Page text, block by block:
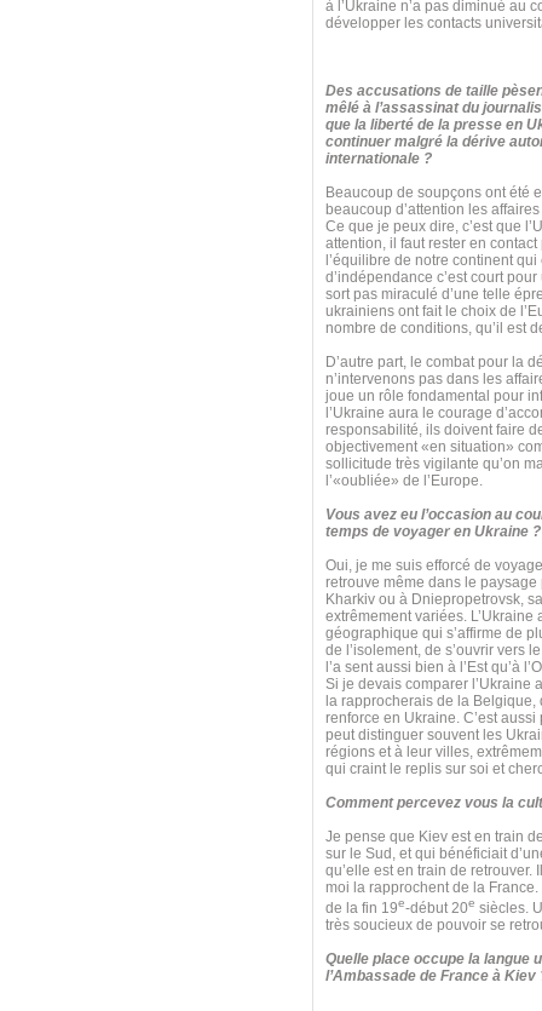
à l’Ukraine n’a pas diminué au
développer les contacts
Des accusations de taille
mêlé à l’assassinat du
que la liberté de la presse en
continuer malgré la dérive
internationale ?
Beaucoup de soupçons ont été
beaucoup d’attention les
Ce que je peux dire, c’est que
attention, il faut rester en
l’équilibre de notre continent
d’indépendance c’est court
sort pas miraculé d’une telle
ukrainiens ont fait le choix de
nombre de conditions, qu’il est
D’autre part, le combat pour la
n’intervenons pas dans les
joue un rôle fondamental pour
l’Ukraine aura le courage
responsabilité, ils doivent faire
objectivement «en situation»
sollicitude très vigilante qu’on
l’«oubliée» de l’Europe.
Vous avez eu l’occasion au
temps de voyager en Ukraine
Oui, je me suis efforcé de
retrouve même dans le paysage
Kharkiv ou à Dniepropetrovsk,
extrêmement variées.
géographique qui s’affirme de
de l’isolement, de s’ouvrir vers
l’a sent aussi bien à l’Est qu’à
Si je devais comparer l’Ukraine
la rapprocherais de la Belgique,
renforce en Ukraine. C’est
peut distinguer souvent les
régions et à leur villes,
qui craint le replis sur soi et
Comment percevez vous la
Je pense que Kiev est en train
sur le Sud, et qui bénéficiait
qu’elle est en train de
moi la rapprochent de la
de la fin 19e-début 20e siècles.
très soucieux de pouvoir se
Quelle place occupe la langue
l’Ambassade de France à Kiev